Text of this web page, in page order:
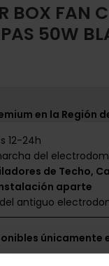
BOX FAN
50W
en la Región
12-24h
del
de Techo,
aparte
antiguo
únicamente